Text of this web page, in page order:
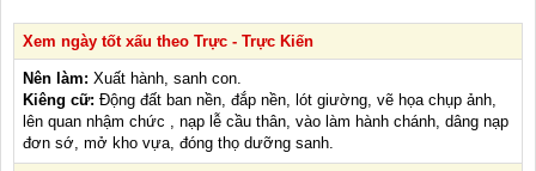
Xem ngày tốt xấu theo Trực - Trực Kiến
Nên làm: Xuất hành, sanh con.
Kiêng cữ: Động đất ban nền, đắp nền, lót giường, vẽ họa chụp ảnh,
lên quan nhậm chức , nạp lễ cầu thân, vào làm hành chánh, dâng nạp
đơn sớ, mở kho vựa, đóng thọ dưỡng sanh.